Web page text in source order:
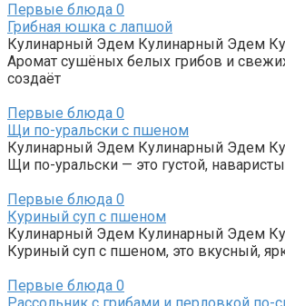
Первые блюда 0
Грибная юшка с лапшой
Кулинарный Эдем Кулинарный Эдем
Аромат сушёных белых грибов и
создаёт
Первые блюда 0
Щи по-уральски с пшеном
Кулинарный Эдем Кулинарный Эдем
Щи по-уральски — это густой,
Первые блюда 0
Куриный суп с пшеном
Кулинарный Эдем Кулинарный Эдем
Куриный суп с пшеном, это вкусный,
Первые блюда 0